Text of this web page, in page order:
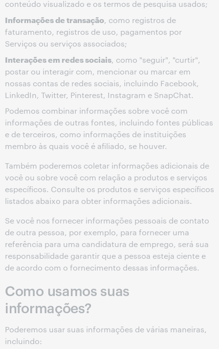
conteúdo visualizado e os termos de pesquisa usados;
Informações de transação, como registros de
faturamento, registros de uso, pagamentos por
Serviços ou serviços associados;
Interações em redes sociais, como "seguir", "curtir",
postar ou interagir com, mencionar ou marcar em
nossas contas de redes sociais, incluindo Facebook,
LinkedIn, Twitter, Pinterest, Instagram e SnapChat.
Podemos combinar informações sobre você com
informações de outras fontes, incluindo fontes públicas
e de terceiros, como informações de instituições
membro às quais você é afiliado, se houver.
Também poderemos coletar informações adicionais de
você ou sobre você com relação a produtos e serviços
específicos. Consulte os produtos e serviços específicos
listados abaixo para obter informações adicionais.
Se você nos fornecer informações pessoais de contato
de outra pessoa, por exemplo, para fornecer uma
referência para uma candidatura de emprego, será sua
responsabilidade garantir que a pessoa esteja ciente e
de acordo com o fornecimento dessas informações.
Como usamos suas
informações?
Poderemos usar suas informações de várias maneiras,
incluindo: